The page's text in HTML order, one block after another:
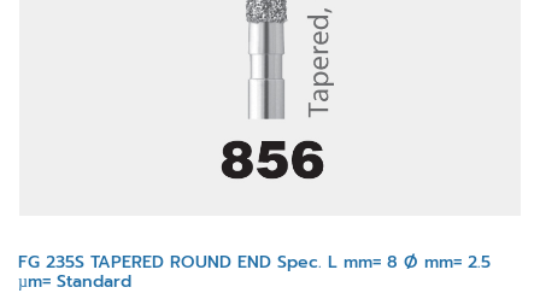
FG 235S TAPERED ROUND END Spec. L mm= 8 Ø mm= 2.5
µm= Standard